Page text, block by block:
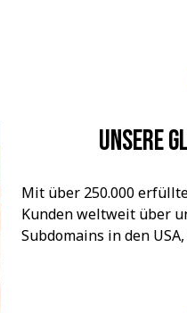
Unsere
Mit über 250.000
Kunden weltweit über
Subdomains in den